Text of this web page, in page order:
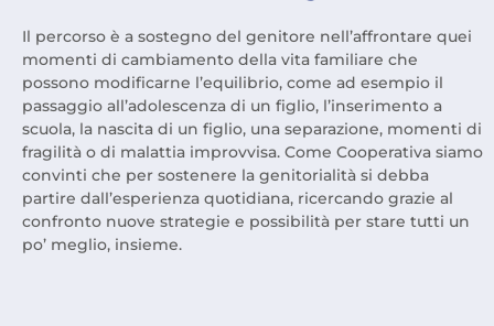
Il percorso è a sostegno del genitore nell’affrontare quei
momenti di cambiamento della vita familiare che
possono modificarne l’equilibrio, come ad esempio il
passaggio all’adolescenza di un figlio, l’inserimento a
scuola, la nascita di un figlio, una separazione, momenti di
fragilità o di malattia improvvisa. Come Cooperativa siamo
convinti che per sostenere la genitorialità si debba
partire dall’esperienza quotidiana, ricercando grazie al
confronto nuove strategie e possibilità per stare tutti un
po’ meglio, insieme.